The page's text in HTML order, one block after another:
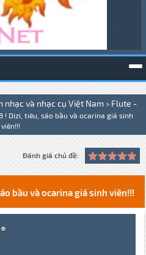
nhạc và nhạc cụ Việt Nam > Flute -
! Dizi, tiêu, sáo bầu và ocarina giá sinh
viên!!!
Đánh giá chủ đề:
bầu và ocarina giá sinh viên!!!